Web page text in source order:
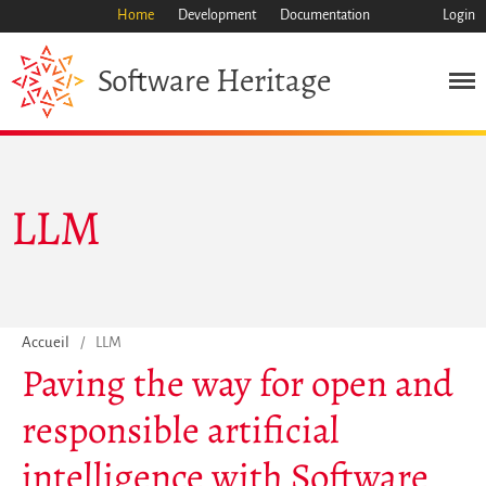
Code de recherche
Pourquoi le sauver
Home Development Documentation Login
Software Heritage
Accueil / LLM
LLM
Paving the way for open and
responsible artificial